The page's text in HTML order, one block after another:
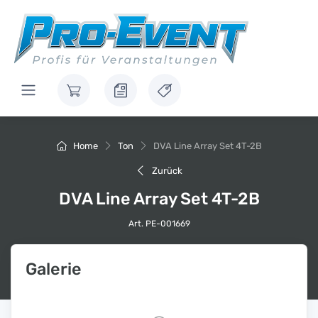
Home Ton DVA Line Array Set 4T-2B
Zurück
DVA Line Array Set 4T-2B
Art. PE-001669
Galerie